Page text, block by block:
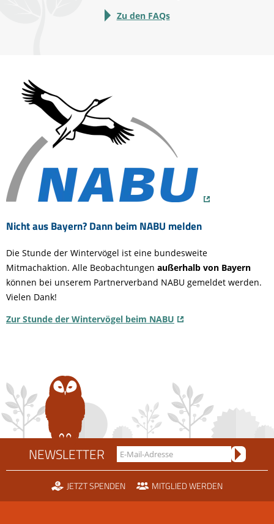
Zu den FAQs
Nicht aus Bayern? Dann beim NABU melden
Die Stunde der Wintervögel ist eine bundesweite
Mitmachaktion. Alle Beobachtungen außerhalb von Bayern
können bei unserem Partnerverband NABU gemeldet werden.
Vielen Dank!
Zur Stunde der Wintervögel beim NABU
NEWSLETTER
JETZT SPENDEN MITGLIED WERDEN